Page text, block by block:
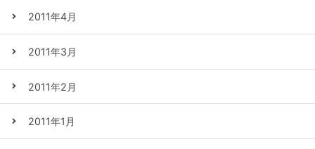
2011年4月
2011年3月
2011年2月
2011年1月